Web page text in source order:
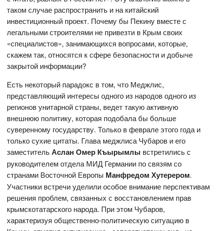
таком случае распространить и на китайский
инвестиционный проект. Почему бы Пекину вместе с
легальными строителями не привезти в Крым своих
«специалистов», занимающихся вопросами, которые,
скажем так, относятся к сфере безопасности и добыче
закрытой информации?
Есть некоторый парадокс в том, что Меджлис,
представляющий интересы одного из народов одного из
регионов унитарной страны, ведет такую активную
внешнюю политику, которая подобала бы больше
суверенному государству. Только в феврале этого года и
только сухие цитаты. Глава меджлиса Чубаров и его
заместительАслан Омер Къырымлы встретились с
руководителем отдела МИД Германии по связям со
странами Восточной Европы Манфредом Хутерером.
Участники встречи уделили особое внимание перспективам
решения проблем, связанных с восстановлением прав
крымскотатарского народа. При этом Чубаров,
характеризуя общественно-политическую ситуацию в